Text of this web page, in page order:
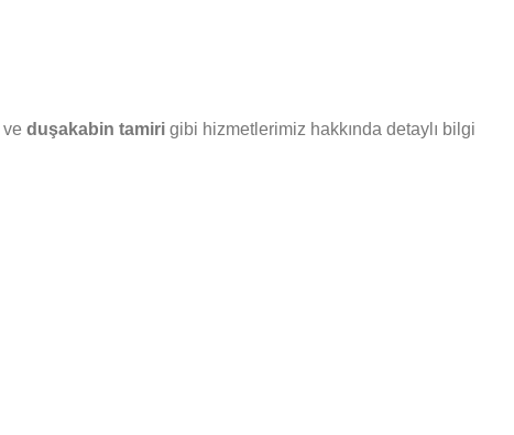
ve duşakabin tamiri gibi hizmetlerimiz hakkında detaylı bilgi